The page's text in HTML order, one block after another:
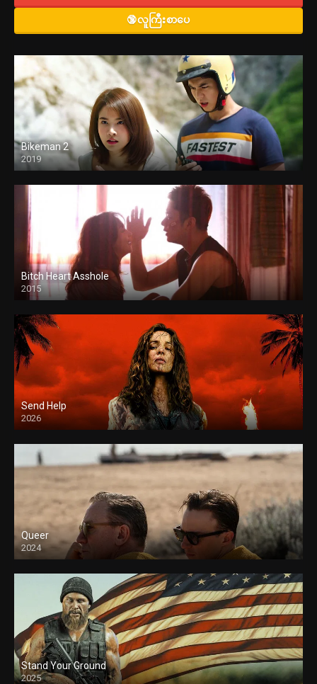
🔞လူကြီးစာပေ
Bikeman 2
2019
Bitch Heart Asshole
2015
Send Help
2026
Queer
2024
Stand Your Ground
2025